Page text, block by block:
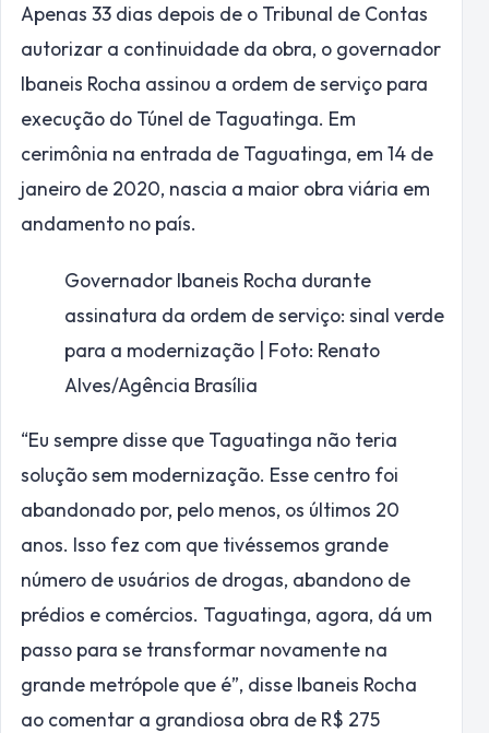
Apenas 33 dias depois de o Tribunal de Contas
autorizar a continuidade da obra, o governador
Ibaneis Rocha assinou a ordem de serviço para
execução do Túnel de Taguatinga. Em
cerimônia na entrada de Taguatinga, em 14 de
janeiro de 2020, nascia a maior obra viária em
andamento no país.
Governador Ibaneis Rocha durante
assinatura da ordem de serviço: sinal verde
para a modernização | Foto: Renato
Alves/Agência Brasília
“Eu sempre disse que Taguatinga não teria
solução sem modernização. Esse centro foi
abandonado por, pelo menos, os últimos 20
anos. Isso fez com que tivéssemos grande
número de usuários de drogas, abandono de
prédios e comércios. Taguatinga, agora, dá um
passo para se transformar novamente na
grande metrópole que é”, disse Ibaneis Rocha
ao comentar a grandiosa obra de R$ 275